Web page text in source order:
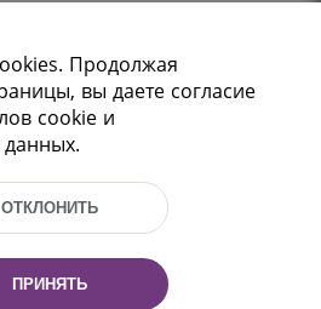
Беларусь, 220114
37 37, Факс: (+375 17)
Продолжая
вы даете согласие
cookie и
данных.
ОТКЛОНИТЬ
ПРИНЯТЬ